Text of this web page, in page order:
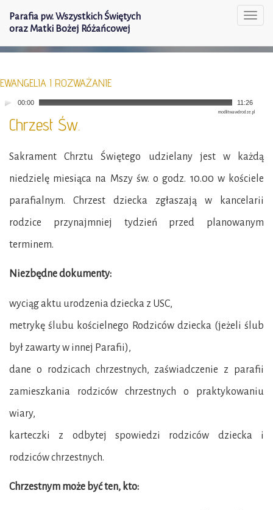
Parafia pw. Wszystkich Świętych
oraz Matki Bożej Różańcowej
EWANGELIA I ROZWAŻANIE
00:00 11:26
modlitwawdrodze.pl
Chrzest Św.
Sakrament Chrztu Świętego udzielany jest w każdą
niedzielę miesiąca na Mszy św. o godz. 10.00 w kościele
parafialnym. Chrzest dziecka zgłaszają w kancelarii
rodzice przynajmniej tydzień przed planowanym
terminem.
Niezbędne dokumenty:
wyciąg aktu urodzenia dziecka z USC,
metrykę ślubu kościelnego Rodziców dziecka (jeżeli ślub
był zawarty w innej Parafii),
dane o rodzicach chrzestnych, zaświadczenie z parafii
zamieszkania rodziców chrzestnych o praktykowaniu
wiary,
karteczki z odbytej spowiedzi rodziców dziecka i
rodziców chrzestnych.
Chrzestnym może być ten, kto: